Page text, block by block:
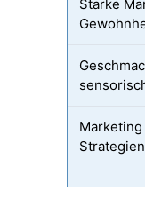
Starke